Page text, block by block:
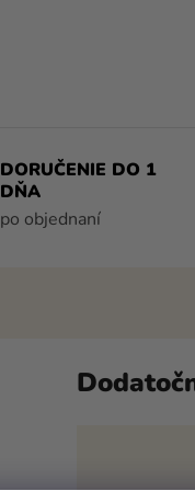
DORUČENIE DO 1
DŇA
po objednaní